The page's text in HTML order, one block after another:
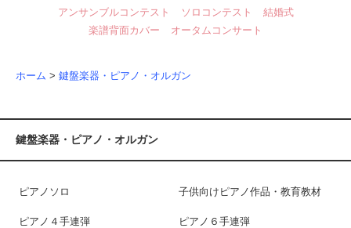
アンサンブルコンテスト ソロコンテスト
結婚式
楽譜背面カバー
オータムコンサート
ホーム > 鍵盤楽器・ピアノ・オルガン
鍵盤楽器・ピアノ・オルガン
ピアノソロ 子供向けピアノ作品・教育教材
ピアノ４手連弾 ピアノ６手連弾